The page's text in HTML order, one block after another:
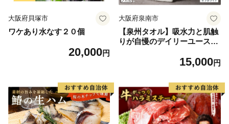
大阪府貝塚市
ワケあり水なす２０個
20,000円
大阪府泉南市
【泉州タオル】吸水力と肌触
りが自慢のデイリーユースバ
トグレー 4枚【配送不可地
15,000円